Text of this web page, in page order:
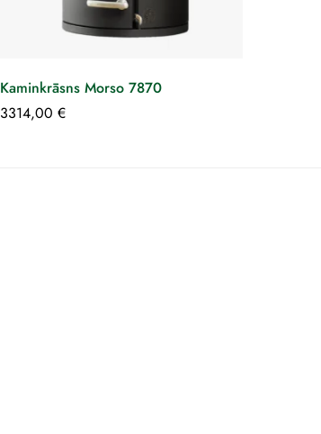
Kaminkrāsns Morso 7870
3314,00 €